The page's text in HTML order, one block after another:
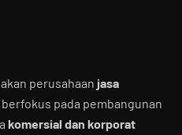
perusahaan jasa
berfokus pada pembangunan
komersial dan korporat